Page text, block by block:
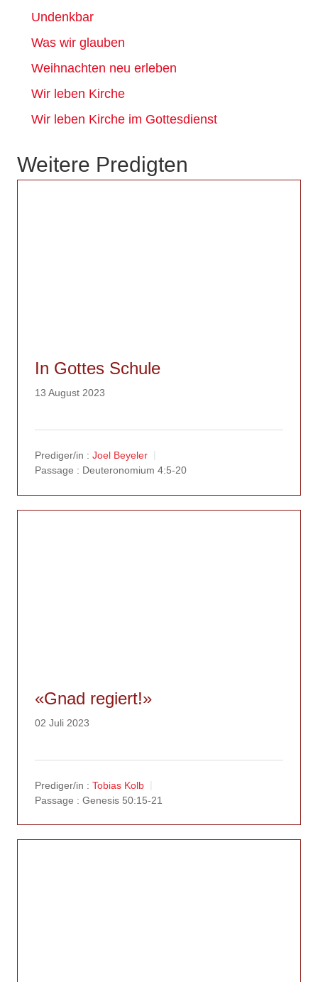
Undenkbar
Was wir glauben
Weihnachten neu erleben
Wir leben Kirche
Wir leben Kirche im Gottesdienst
Weitere Predigten
In Gottes Schule
13 August 2023
Prediger/in : Joel Beyeler
Passage : Deuteronomium 4:5-20
«Gnad regiert!»
02 Juli 2023
Prediger/in : Tobias Kolb
Passage : Genesis 50:15-21